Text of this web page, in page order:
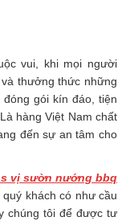
vui, khi mọi người
thưởng thức những
gói kín đáo, tiện
hàng Việt Nam chất
đến sự an tâm cho
vị sườn nướng bbq
khách có như cầu
chúng tôi để được tư